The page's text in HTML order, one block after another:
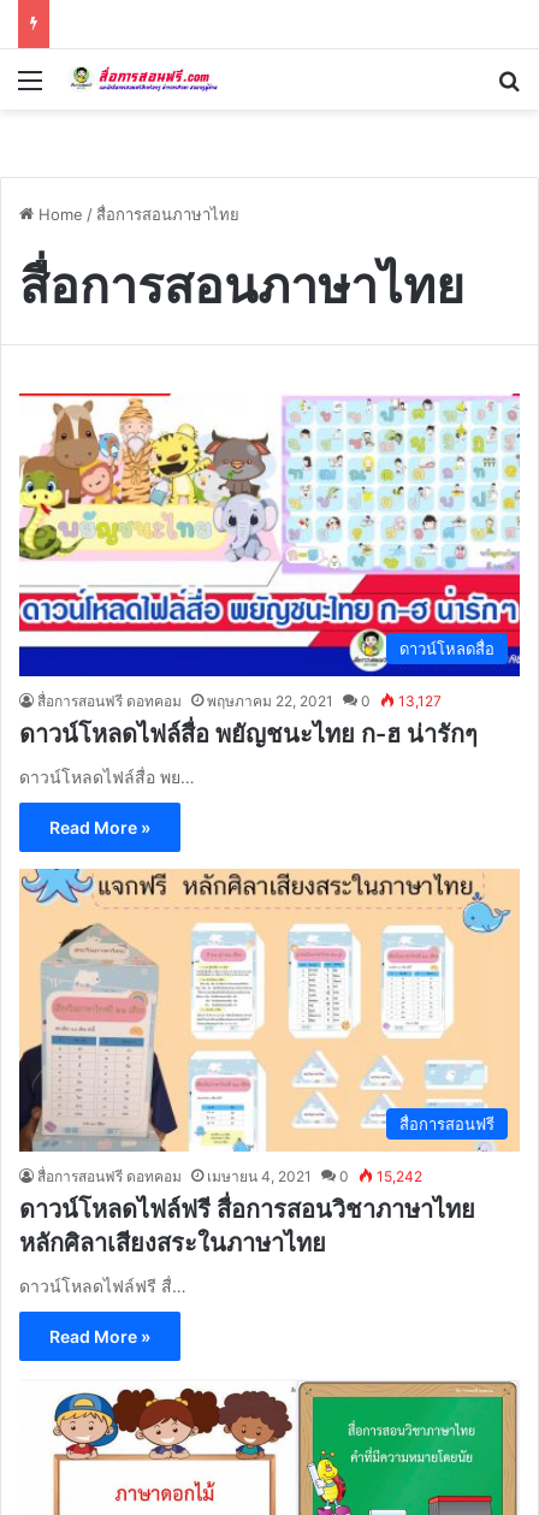
Menu
Home / สื่อการสอนภาษาไทย
สื่อการสอนภาษาไทย
ดาวน์โหลดสื่อ
สื่อการสอนฟรี ดอทคอม พฤษภาคม 22, 2021 0 13,127
ดาวน์โหลดไฟล์สื่อ พยัญชนะไทย ก-ฮ น่ารักๆ
ดาวน์โหลดไฟล์สื่อ พย…
Read More »
สื่อการสอนฟรี
สื่อการสอนฟรี ดอทคอม เมษายน 4, 2021 0 15,242
ดาวน์โหลดไฟล์ฟรี สื่อการสอนวิชาภาษาไทย
หลักศิลาเสียงสระในภาษาไทย
ดาวน์โหลดไฟล์ฟรี สื่…
Read More »